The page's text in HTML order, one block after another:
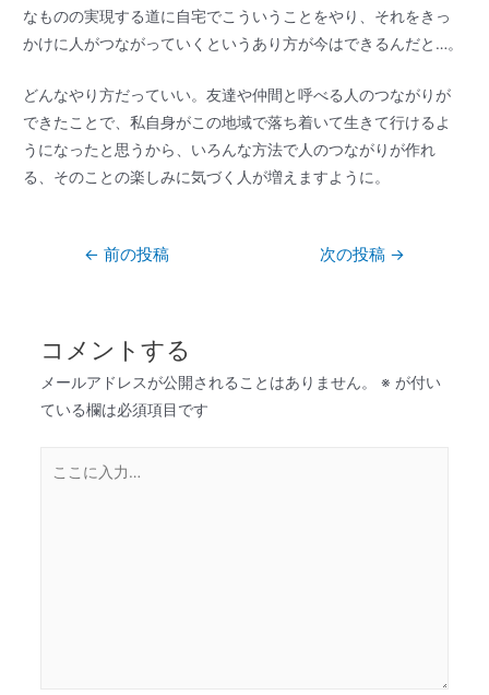
なものの実現する道に自宅でこういうことをやり、それをきっ
かけに人がつながっていくというあり方が今はできるんだと…。
どんなやり方だっていい。友達や仲間と呼べる人のつながりが
できたことで、私自身がこの地域で落ち着いて生きて行けるよ
うになったと思うから、いろんな方法で人のつながりが作れ
る、そのことの楽しみに気づく人が増えますように。
← 前の投稿 次の投稿 →
コメントする
メールアドレスが公開されることはありません。 ※ が付い
ている欄は必須項目です